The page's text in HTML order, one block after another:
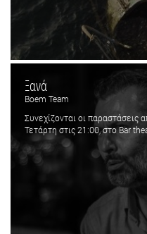
Ξανά
Boem Team
Συνεχίζονται οι παραστάσεις
Τετάρτη στις 21:00, στο Bar